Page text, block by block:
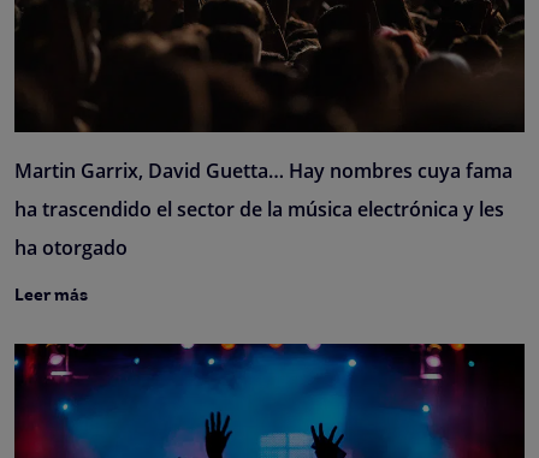
Martin Garrix, David Guetta… Hay nombres cuya fama
ha trascendido el sector de la música electrónica y les
ha otorgado
Leer más